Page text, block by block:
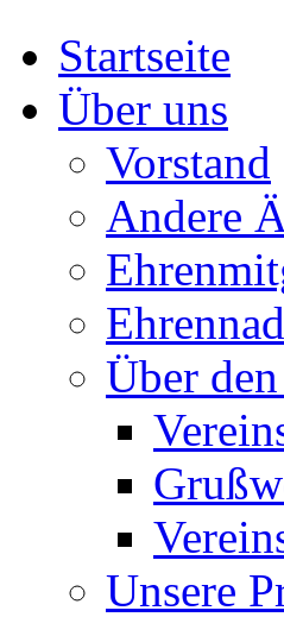
Startseite
Über uns
Vorstand
Andere
Über
Unsere